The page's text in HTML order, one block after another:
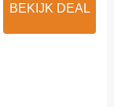
BEKIJK DEAL